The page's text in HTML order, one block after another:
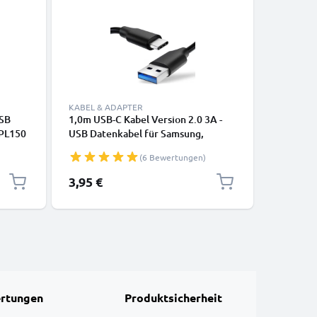
-
KABEL & ADAPTER
1,0m USB-C Kabel Version 2.0 3A -
USB Datenkabel für Samsung,
Canon, Panasonic Lumix, Sony,
GoPro uvm PVC schwarz
(6 Bewertungen)
3,95 €
Produktsicherheit